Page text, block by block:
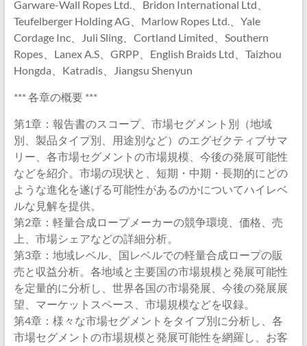
Garware-Wall Ropes Ltd.、Bridon International Ltd、
Teufelberger Holding AG、Marlow Ropes Ltd.、Yale
Cordage Inc、Juli Sling、Cortland Limited、Southern
Ropes、Lanex A.S、GRPP、English Braids Ltd、Taizhou
Hongda、Katradis、Jiangsu Shenyun
*** 各章の概要 ***
第1章：報告書のスコープ、市場セグメント別（地域
別、製品タイプ別、用途別など）のエグゼクティブサマ
リー、各市場セグメントの市場規模、今後の発展可能性
などを紹介。市場の現状と、短期・中期・長期的にどの
ような進化を遂げる可能性があるのかについてハイレベ
ルな見解を提供。
第2章：軽量合成ロープメーカーの競争環境、価格、売
上、市場シェアなどの詳細分析。
第3章：地域レベル、国レベルでの軽量合成ロープの販
売と収益分析。各地域と主要国の市場規模と発展可能性
を定量的に分析し、世界各国の市場発展、今後の発展展
望、マーケットスペース、市場規模などを収録。
第4章：様々な市場セグメントをタイプ別に分析し、各
市場セグメントの市場規模と発展可能性を網羅し、お客